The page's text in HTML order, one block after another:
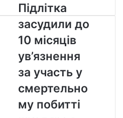
Підлітка
засудили
до
10
місяців
ув’язнення
за
участь
у
смертельному
побитті
Підлітка
засудили до
10 місяців
ув’язнення
за участь у
смертельно
му побитті